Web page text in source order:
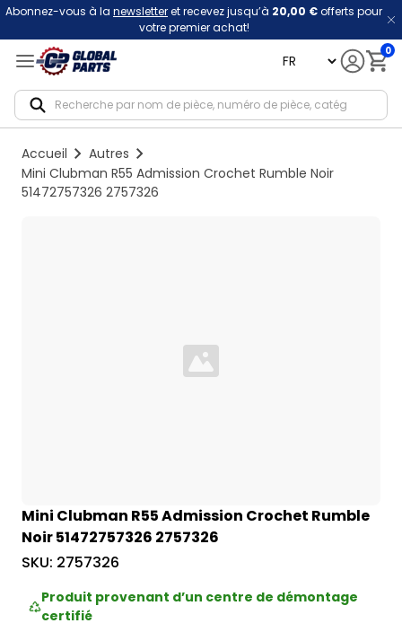
Abonnez-vous à la newsletteret recevez jusqu’à 20,00 €offerts pour
votre premier achat!
language 0
Accueil
Autres
Mini Clubman R55 Admission Crochet Rumble Noir
51472757326 2757326
Loading...
Mini Clubman R55 Admission Crochet Rumble
Noir 51472757326 2757326
SKU: 2757326
Produit provenant d’un centre de démontage
certifié